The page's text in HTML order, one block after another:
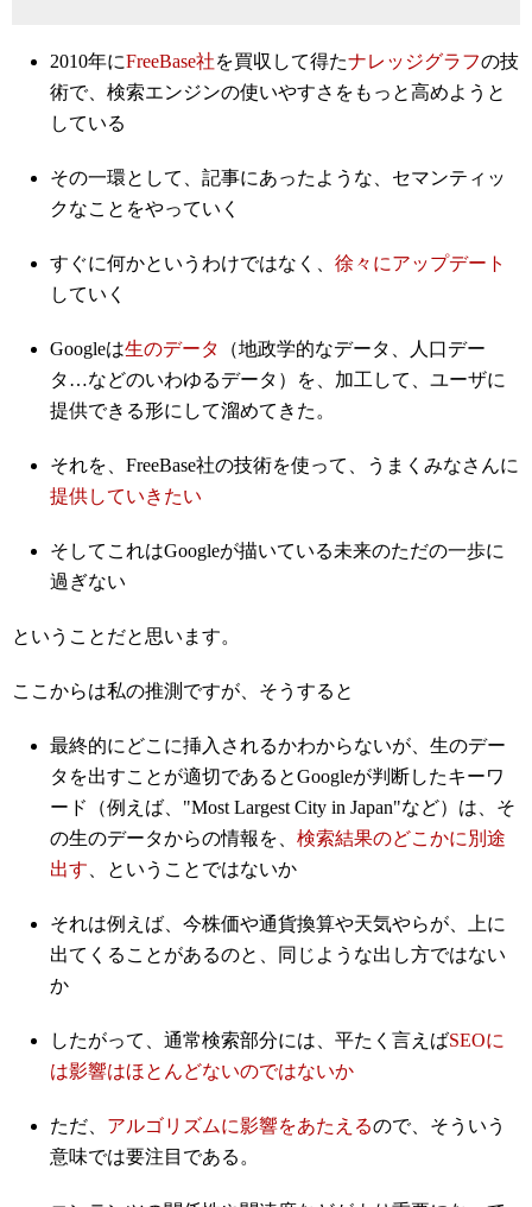
2010年にFreeBase社を買収して得たナレッジグラフの技
術で、検索エンジンの使いやすさをもっと高めようと
している
その一環として、記事にあったような、セマンティッ
クなことをやっていく
すぐに何かというわけではなく、 徐々にアップデート
していく
Googleは生のデータ
（地政学的なデータ、人口デー
タ…などのいわゆるデータ）を、加工して、ユーザに
提供できる形にして溜めてきた。
それを、FreeBase社の技術を使って、うまくみなさんに
提供していきたい
そしてこれはGoogleが描いている未来のただの一歩に
過ぎない
ということだと思います。
ここからは私の推測ですが、そうすると
最終的にどこに挿入されるかわからないが、生のデー
タを出すことが適切であるとGoogleが判断したキーワ
ード（例えば、"Most Largest City in Japan"など）は、そ
の生のデータからの情報を、 検索結果のどこかに別途
出す 、ということではないか
それは例えば、今株価や通貨換算や天気やらが、上に
出てくることがあるのと、同じような出し方ではない
か
したがって、通常検索部分には、平たく言えばSEOに
は影響はほとんどないのではないか
ただ、 アルゴリズムに影響をあたえるので、そういう
意味では要注目である。